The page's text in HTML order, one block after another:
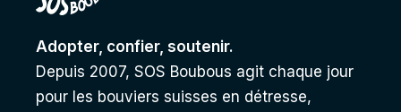
Adopter, confier, soutenir.
Depuis 2007, SOS Boubous agit chaque jour
pour les bouviers suisses en détresse,